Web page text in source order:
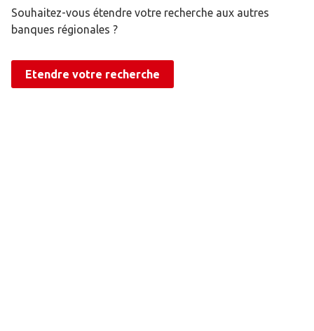
Souhaitez-vous étendre votre recherche aux autres
banques régionales ?
Etendre votre recherche